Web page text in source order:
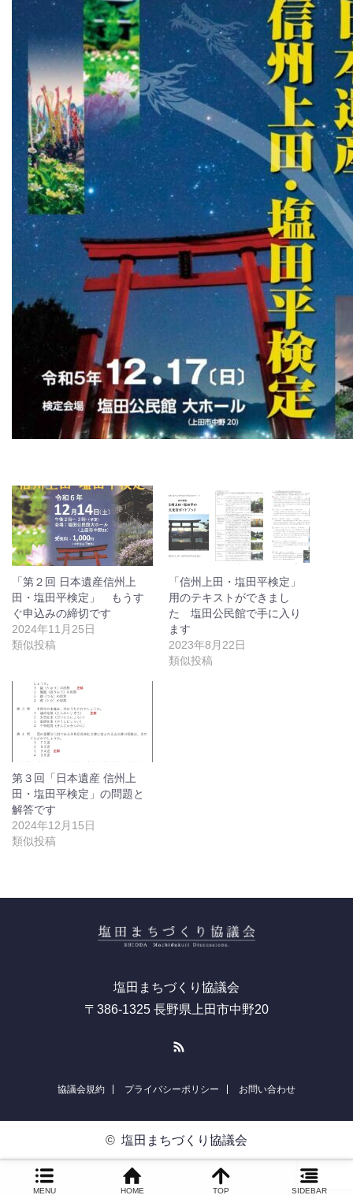
「第２回 日本遺産信州上
田・塩田平検定」 もうす
ぐ申込みの締切です
2024年11月25日
類似投稿
「信州上田・塩田平検定」
用のテキストができまし
た 塩田公民館で手に入り
ます
2023年8月22日
類似投稿
第３回「日本遺産 信州上
田・塩田平検定」の問題と
解答です
2024年12月15日
類似投稿
塩田まちづくり協議会
〒386-1325 長野県上田市中野20
協議会規約 プライバシーポリシー お問い合わせ
MENU HOME TOP SIDEBAR
© 塩田まちづくり協議会